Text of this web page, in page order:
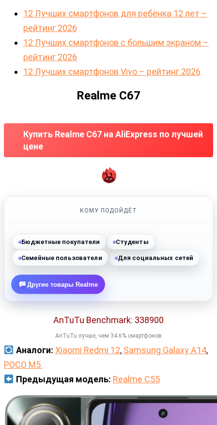
12 Лучших смартфонов для ребёнка 12 лет –
рейтинг 2026
12 Лучших смартфонов с большим экраном –
рейтинг 2026
12 Лучших смартфонов Vivo – рейтинг 2026
Realme C67
Купить Realme C67 на AliExpress по лучшей
цене
КОМУ ПОДОЙДЁТ
Другие товары Realme
Бюджетные покупатели Студенты
Семейные пользователи Для социальных сетей
AnTuTu Benchmark: 338900
AnTuTu лучше, чем 34.6% смартфонов
Аналоги: Xiaomi Redmi 12, Samsung Galaxy A14,
POCO M5.
Предыдущая модель: Realme C55